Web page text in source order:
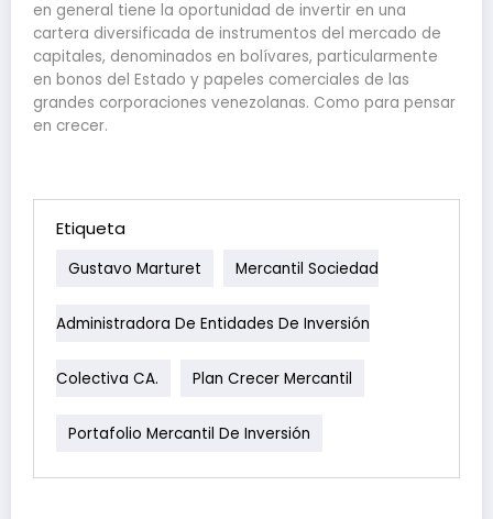
en general tiene la oportunidad de invertir en una
cartera diversificada de instrumentos del mercado de
capitales, denominados en bolívares, particularmente
en bonos del Estado y papeles comerciales de las
grandes corporaciones venezolanas. Como para pensar
en crecer.
Etiqueta
Gustavo Marturet Mercantil Sociedad
Administradora De Entidades De Inversión
Colectiva CA. Plan Crecer Mercantil
Portafolio Mercantil De Inversión